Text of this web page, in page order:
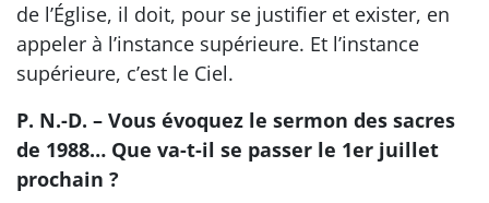
de l’Église, il doit, pour se justifier et exister, en
appeler à l’instance supérieure. Et l’instance
supérieure, c’est le Ciel.
P. N.-D. – Vous évoquez le sermon des sacres
de 1988… Que va-t-il se passer le 1er juillet
prochain ?